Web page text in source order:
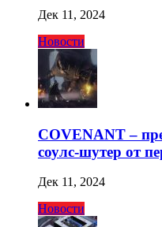
Дек 11, 2024
Новости
COVENANT –
соулс-шутер от
Дек 11, 2024
Новости